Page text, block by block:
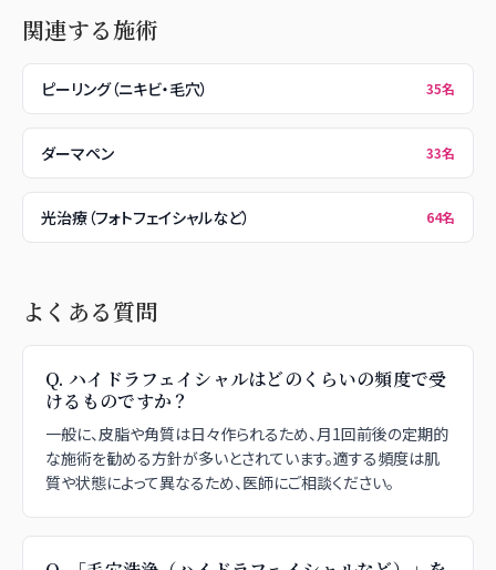
関連する施術
ピーリング（ニキビ・毛穴） 35名
ダーマペン 33名
光治療（フォトフェイシャルなど） 64名
よくある質問
Q. ハイドラフェイシャルはどのくらいの頻度で受
けるものですか？
一般に、皮脂や角質は日々作られるため、月1回前後の定期的
な施術を勧める方針が多いとされています。適する頻度は肌
質や状態によって異なるため、医師にご相談ください。